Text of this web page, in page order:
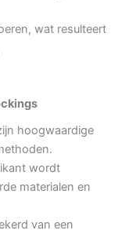
wat resulteert
hoogwaardige
wordt
materialen en
van een